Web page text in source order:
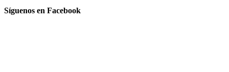
Síguenos en Facebook